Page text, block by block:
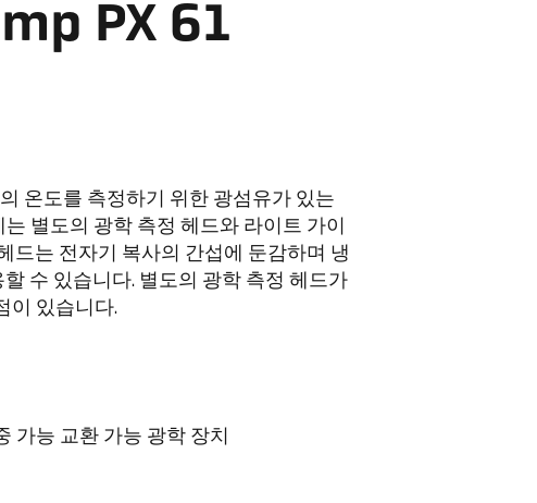
PX 61
온도를 측정하기 위한 광섬유가 있는
별도의 광학 측정 헤드와 라이트 가이
드는 전자기 복사의 간섭에 둔감하며 냉
수 있습니다. 별도의 광학 측정 헤드가
이 있습니다.
가능 교환 가능 광학 장치